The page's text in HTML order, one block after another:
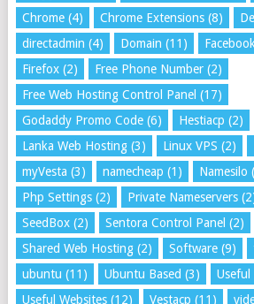
Chrome(4) Chrome Extensions(8)
directadmin (4) Domain (11) Facebook
Firefox(2) Free Phone Number(2)
Free Web Hosting Control Panel (17)
Godaddy Promo Code(6) Hestiacp (2)
Lanka Web Hosting(3) Linux VPS (2)
myVesta (3) namecheap (1) Namesilo
Php Settings(2) Private Nameservers
SeedBox(2) Sentora Control Panel (2)
Shared Web Hosting(2) Software(9)
ubuntu (11) Ubuntu Based (3) Useful
Useful Websites(12) Vestacp (11)